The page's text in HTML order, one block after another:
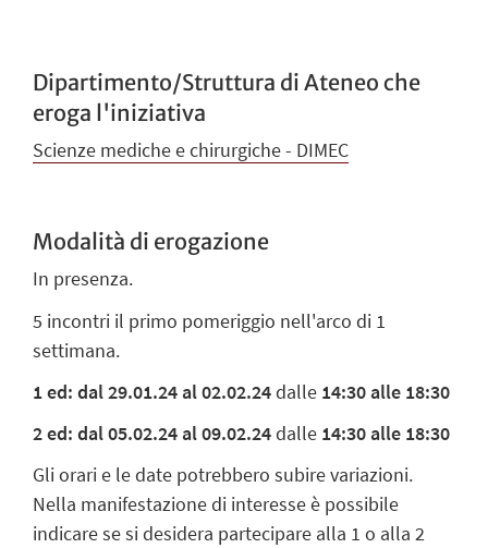
Dipartimento/Struttura di Ateneo che
eroga l'iniziativa
Scienze mediche e chirurgiche - DIMEC
Modalità di erogazione
In presenza.
5 incontri il primo pomeriggio nell'arco di 1
settimana.
1 ed: dal 29.01.24 al 02.02.24dalle 14:30 alle 18:30
2 ed: dal 05.02.24 al 09.02.24dalle 14:30 alle 18:30
Gli orari e le date potrebbero subire variazioni.
Nella manifestazione di interesse è possibile
indicare se si desidera partecipare alla 1 o alla 2